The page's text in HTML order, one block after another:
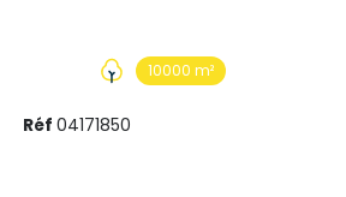
10000 m²
Réf 04171850